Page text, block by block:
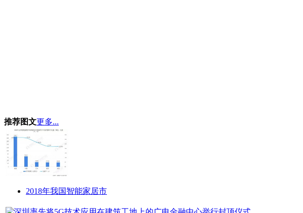
推荐图文更多...
2018年我国智能家居市